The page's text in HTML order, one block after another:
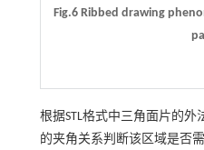
Fig.6 Ribbed drawing
根据STL格式中三角面片的外
的夹角关系判断该区域是否